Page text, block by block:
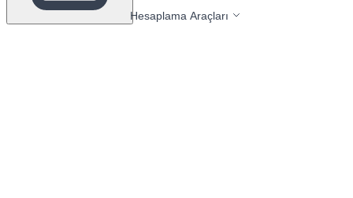
Hesaplama Araçları